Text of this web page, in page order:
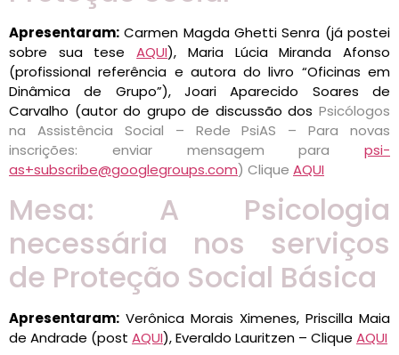
Apresentaram: Carmen Magda Ghetti Senra (já postei
sobre sua teseAQUI), Maria Lúcia Miranda Afonso
(profissional referência e autora do livro “Oficinas em
Dinâmica de Grupo”), Joari Aparecido Soares de
Carvalho (autor do grupo de discussão dos Psicólogos
na Assistência Social – Rede PsiAS –Para novas
inscrições: enviar mensagem para psi-
as+subscribe@googlegroups.com) Clique AQUI
Mesa: A Psicologia
necessária nos serviços
de Proteção Social Básica
Apresentaram: Verônica Morais Ximenes, Priscilla Maia
de Andrade (post AQUI), Everaldo Lauritzen – Clique AQUI